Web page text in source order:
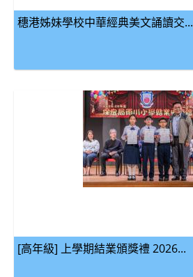
穗港姊妹學校中華經典美文誦讀交...
[高年級] 上學期結業頒獎禮 2026...